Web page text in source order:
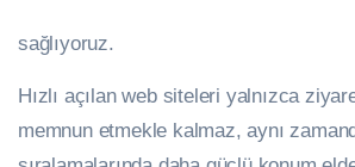
sağlıyoruz.
Hızlı açılan web siteleri yalnızca
memnun etmekle kalmaz, aynı